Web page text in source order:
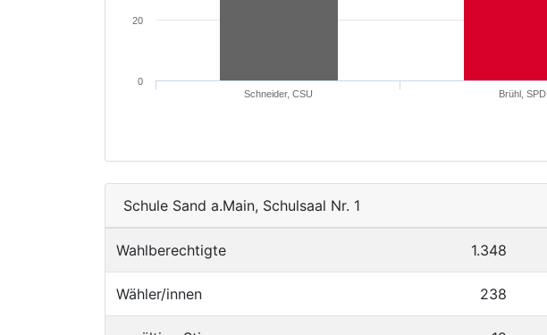
Schneider, CSU Brühl, SPD
0
20
Schule Sand a.Main, Schulsaal Nr. 1
Wahlberechtigte 1.348
Wähler/innen 238